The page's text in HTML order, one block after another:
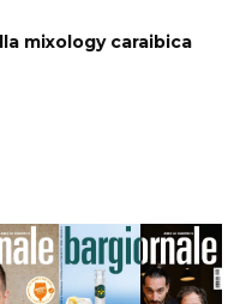
mixology caraibica